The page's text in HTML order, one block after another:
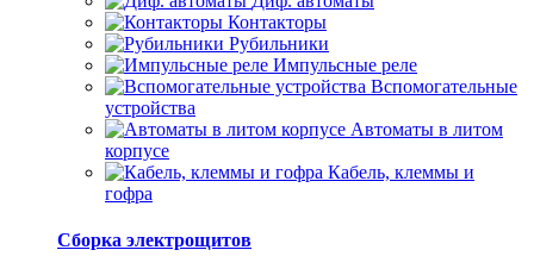
Контакторы
Рубильники
Импульсные реле
Вспомогательные
устройства
Автоматы в литом
корпусе
Кабель, клеммы и
гофра
Сборка электрощитов